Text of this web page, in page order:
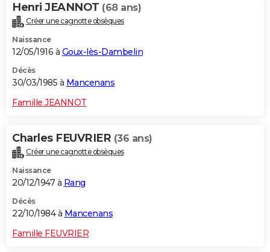
Henri JEANNOT (68 ans)
Créer une cagnotte obsèques
Naissance
12/05/1916 à Goux-lès-Dambelin
Décès
30/03/1985 à Mancenans
Famille JEANNOT
Charles FEUVRIER (36 ans)
Créer une cagnotte obsèques
Naissance
20/12/1947 à Rang
Décès
22/10/1984 à Mancenans
Famille FEUVRIER